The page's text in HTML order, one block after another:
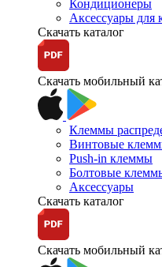
Кондиционеры
Аксессуары для
Скачать каталог
Скачать мобильный
Клеммы
Винтовые
Push-in клеммы
Болтовые
Аксессуары
Скачать каталог
Скачать мобильный